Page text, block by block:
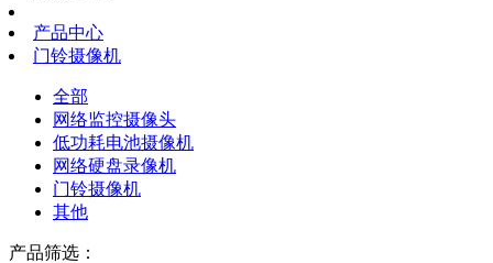
产品中心
门铃摄像机
全部
网络监控摄像头
低功耗电池摄像机
网络硬盘录像机
门铃摄像机
其他
产品筛选：